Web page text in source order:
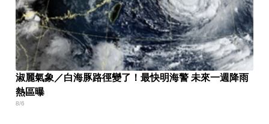
淑麗氣象／白海豚路徑變了！最快明海警 未來一週降雨
熱區曝
8/6